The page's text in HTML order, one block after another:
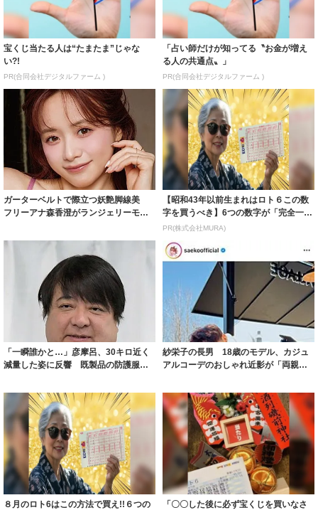
宝くじ当たる人は“たまたま”じゃな
い?!
PR(合同会社デジタルファーム )
「占い師だけが知ってる〝お金が増え
る人の共通点〟」
PR(合同会社デジタルファーム )
ガーターベルトで際立つ妖艶脚線美
フリーアナ森香澄がランジェリーモデ
【昭和43年以前生まれはロト６この数
字を買うべき】6つの数字が「完全一
致」する方...
PR(株式会社MURA)
「一瞬誰かと…」彦摩呂、30キロ近く
減量した姿に反響 既製品の防護服が
紗栄子の長男 18歳のモデル、カジュ
アルコーデのおしゃれ近影が「両親の
８月のロト6はこの方法で買え!!６つの 「〇〇した後に必ず宝くじを買いなさ